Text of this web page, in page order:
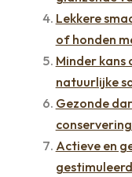
Lekkere
of honden
Minder kans
natuurlijke
Gezonde
Actieve en